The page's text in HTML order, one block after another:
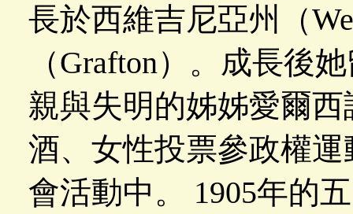
長於西維吉尼亞州（
（Grafton）。成長後
親與失明的姊姊愛爾
酒、女性投票參政權
會活動中。 1905年的